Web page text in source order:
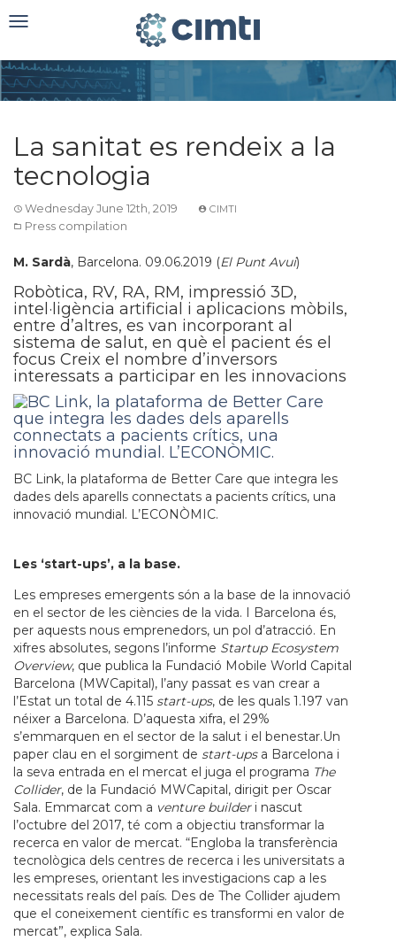
Toggle
La sanitat es rendeix a la
tecnologia
Wednesday June 12th, 2019 CIMTI
Press compilation
M. Sardà, Barcelona. 09.06.2019 (El Punt Avui)
Robòtica, RV, RA, RM, impressió 3D,
intel·ligència artificial i aplicacions mòbils,
entre d’altres, es van incorporant al
sistema de salut, en què el pacient és el
focus Creix el nombre d’inversors
interessats a participar en les innovacions
BC Link, la plataforma de Better Care que integra les
dades dels aparells connectats a pacients crítics, una
innovació mundial. L’ECONÒMIC.
Les ‘start-ups’, a la base.
Les empreses emergents són a la base de la innovació
en el sector de les ciències de la vida. I Barcelona és,
per aquests nous emprenedors, un pol d’atracció. En
xifres absolutes, segons l’informe Startup Ecosystem
Overview, que publica la Fundació Mobile World Capital
Barcelona (MWCapital), l’any passat es van crear a
l’Estat un total de 4.115 start-ups, de les quals 1.197 van
néixer a Barcelona. D’aquesta xifra, el 29%
s’emmarquen en el sector de la salut i el benestar.Un
paper clau en el sorgiment de start-upsa Barcelona i
la seva entrada en el mercat el juga el programa The
Collider, de la Fundació MWCapital, dirigit per Oscar
Sala. Emmarcat com a venture builderi nascut
l’octubre del 2017, té com a objectiu transformar la
recerca en valor de mercat. “Engloba la transferència
tecnològica dels centres de recerca i les universitats a
les empreses, orientant les investigacions cap a les
necessitats reals del país. Des de The Collider ajudem
que el coneixement científic es transformi en valor de
mercat”, explica Sala.